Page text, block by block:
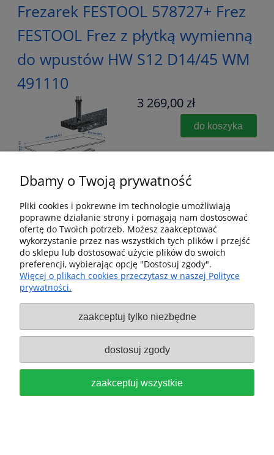
Frezarek FESTOOL 578727+ Frez
FESTOOL Frez z płytką wymienną
do wpustów HW S12 D14/45 WM
491110
3 269,00 zł
do koszyka
FESTOOL Frez profilowy do
wypustów HW S8 D46 x D12-FD
490643
959,00 zł
do koszyka
Dbamy o Twoją prywatność
Pliki cookies i pokrewne im technologie umożliwiają
poprawne działanie strony i pomagają nam dostosować
ofertę do Twoich potrzeb. Możesz zaakceptować
wykorzystanie przez nas wszystkich tych plików i przejść
do sklepu lub dostosować użycie plików do swoich
preferencji, wybierając opcję "Dostosuj zgody".
Więcej o plikach cookies przeczytasz w naszej Polityce
prywatności.
zaakceptuj tylko niezbędne
dostosuj zgody
zaakceptuj wszystkie